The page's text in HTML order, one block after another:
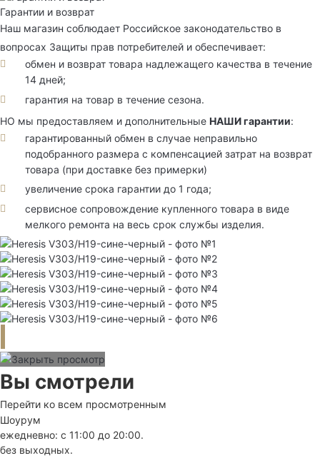
Гарантии и возврат
Наш магазин соблюдает Российское законодательство в
вопросах Защиты прав потребителей и обеспечивает:
обмен и возврат товара надлежащего качества в течение
14 дней;
гарантия на товар в течение сезона.
НО мы предоставляем и дополнительные НАШИ гарантии:
гарантированный обмен в случае неправильно
подобранного размера с компенсацией затрат на возврат
товара (при доставке без примерки)
увеличение срока гарантии до 1 года;
сервисное сопровождение купленного товара в виде
мелкого ремонта на весь срок службы изделия.
Вы смотрели
Перейти ко всем просмотренным
Шоурум
ежедневно: с 11:00 до 20:00.
без выходных.